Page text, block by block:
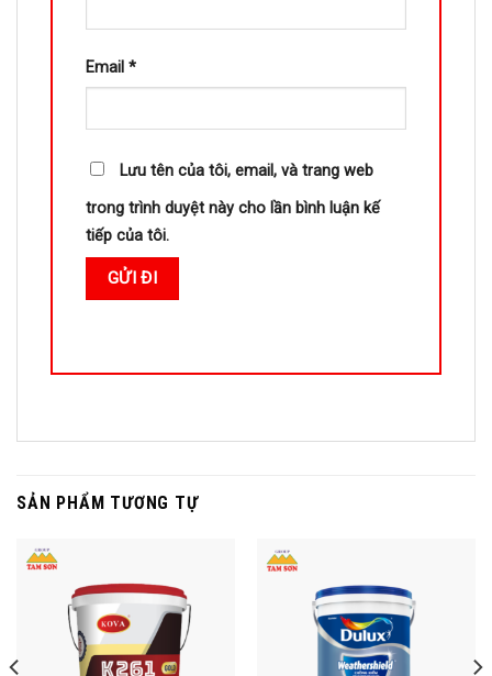
Email *
Lưu tên của tôi, email, và trang web
trong trình duyệt này cho lần bình luận kế
tiếp của tôi.
SẢN PHẨM TƯƠNG TỰ